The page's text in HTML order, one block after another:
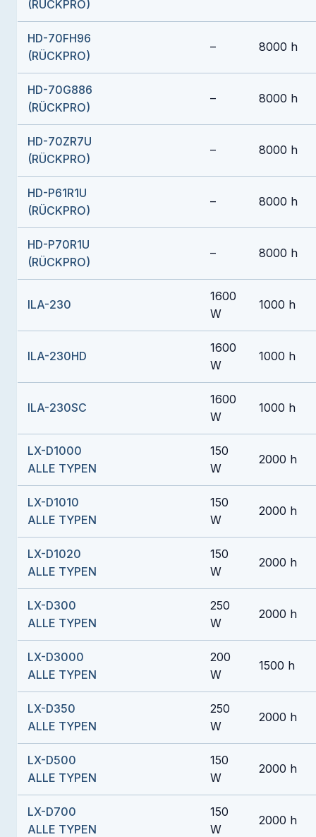
(RÜCKPRO)
HD-70FH96
(RÜCKPRO)
– 8000 h
HD-70G886
(RÜCKPRO)
– 8000 h
HD-70ZR7U
(RÜCKPRO)
– 8000 h
HD-P61R1U
(RÜCKPRO)
– 8000 h
HD-P70R1U
(RÜCKPRO)
– 8000 h
ILA-230
1600
W
1000 h
ILA-230HD
1600
W
1000 h
ILA-230SC
1600
W
1000 h
LX-D1000
ALLE TYPEN
150
W
2000 h
LX-D1010
ALLE TYPEN
150
W
2000 h
LX-D1020
ALLE TYPEN
150
W
2000 h
LX-D300
ALLE TYPEN
250
W
2000 h
LX-D3000
ALLE TYPEN
200
W
1500 h
LX-D350
ALLE TYPEN
250
W
2000 h
LX-D500
ALLE TYPEN
150
W
2000 h
LX-D700
ALLE TYPEN
150
W
2000 h